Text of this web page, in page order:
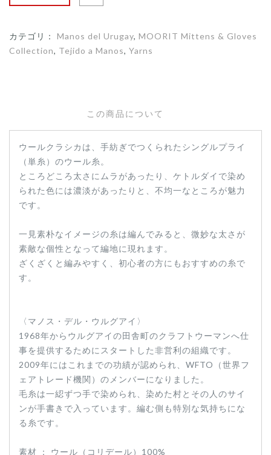
カテゴリ： Manos del Urugay, MOORIT Mittens & Gloves
Collection, Tejido a Manos, Yarns
この商品について
ウールクラシカは、手紡ぎでつくられたシングルプライ
（単糸）のウール糸。
ところどころ太さにムラがあったり、ケトルダイで染め
られた色には濃淡があったりと、不均一なところが魅力
です。
一見素朴なイメージの糸は編んでみると、微妙な太さが
素敵な個性となって編地に現れます。
ざくざくと編みやすく、初心者の方にもおすすめの糸で
す。
〈マノス・デル・ウルグアイ〉
1968年からウルグアイの田舎町のクラフトウーマンへ仕
事を提供するためにスタートした非営利の組織です。
2009年にはこれまでの功績が認められ、WFTO（世界フ
ェアトレード機関）のメンバーになりました。
毛糸は一綛ずつ手で染められ、染めた村とその人のサイ
ンが手書きで入っています。編む側も特別な気持ちにな
る糸です。
素材 ： ウール（コリデール）100%